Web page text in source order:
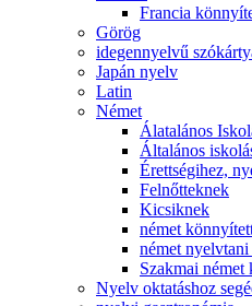
Francia
Görög
idegennyelvű
Japán nyelv
Latin
Német
Álatalános
Általános
Érettségihez,
Felnőtteknek
Kicsiknek
német
német
Szakmai német
Nyelv oktatáshoz